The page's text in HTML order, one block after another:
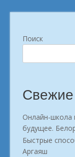
Поиск
Свежие
Онлайн-школа
будущее.
Быстрые
Аргаяш